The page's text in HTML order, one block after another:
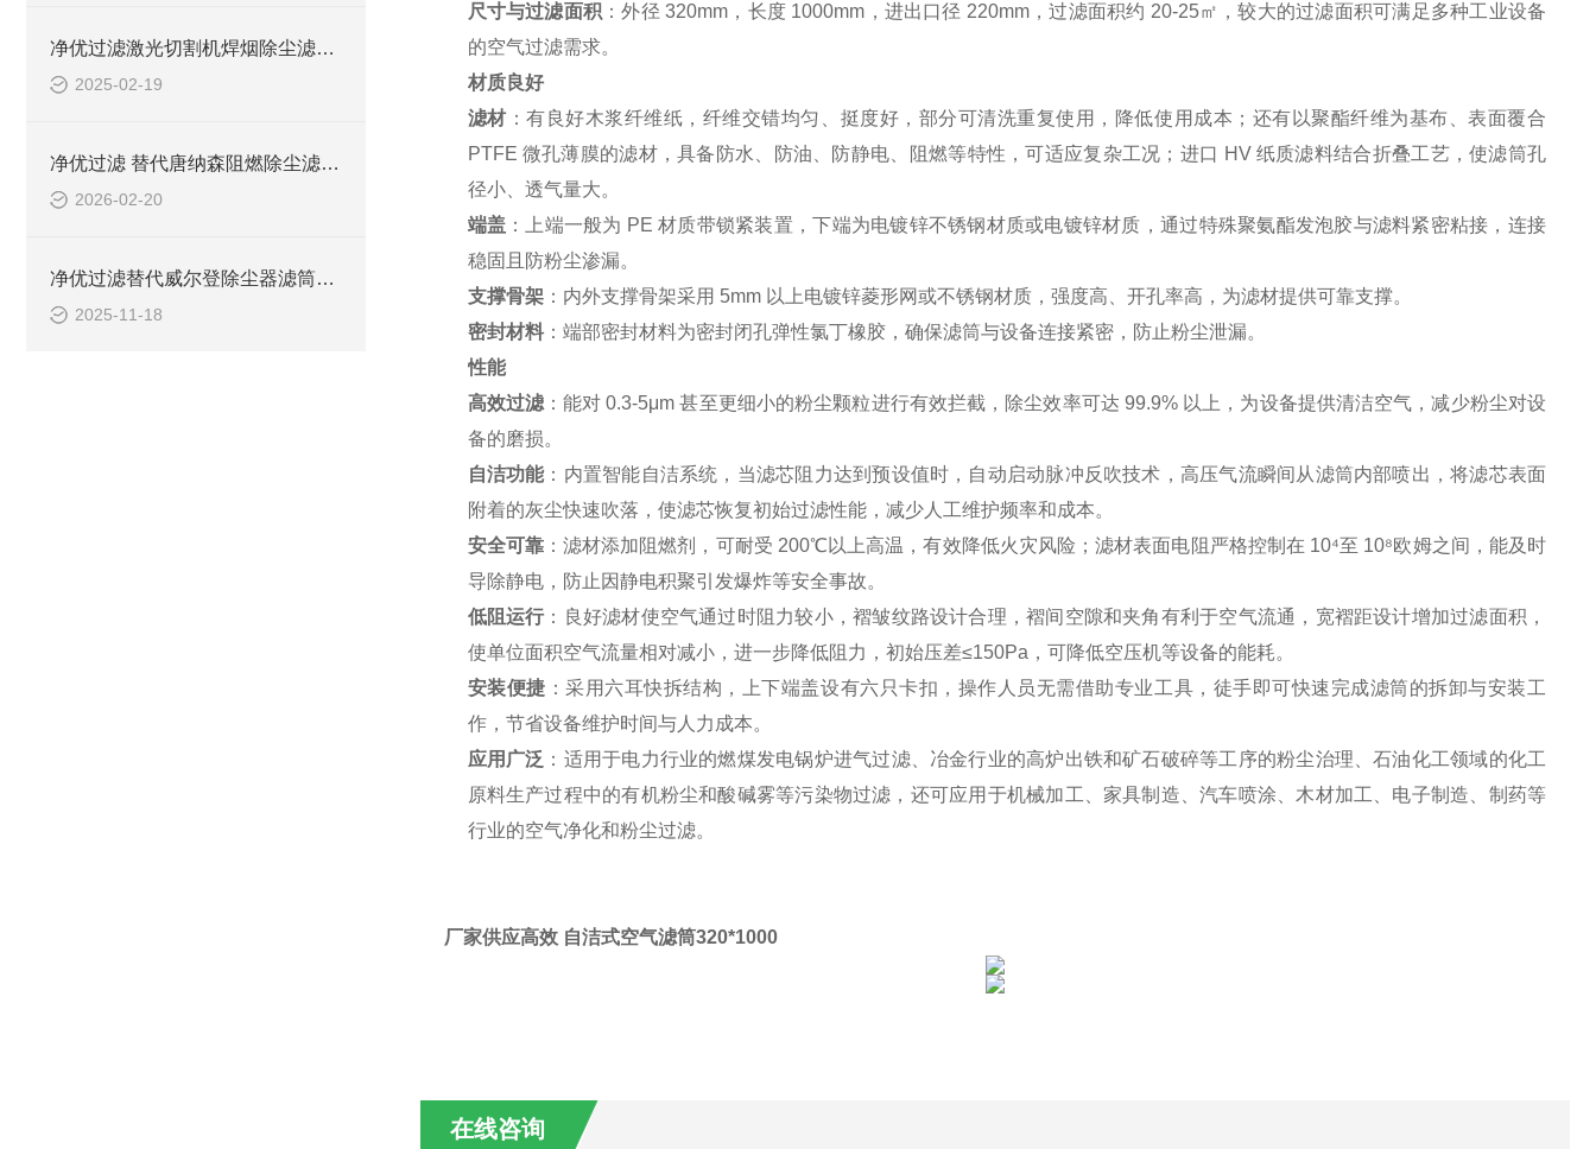
净优过滤激光切割机焊烟除尘滤筒P190818简介
2025-02-19
净优过滤 替代唐纳森阻燃除尘滤筒效率
2026-02-20
净优过滤替代威尔登除尘器滤筒优势
2025-11-18
尺寸与过滤面积 ：外径 320mm，长度 1000mm，进出口径 220mm，过滤面积约 20-25㎡，较大的过滤面积可满足多种工业设备
的空气过滤需求。
材质良好
滤材 ：有良好木浆纤维纸，纤维交错均匀、挺度好，部分可清洗重复使用，降低使用成本；还有以聚酯纤维为基布、表面覆合
PTFE 微孔薄膜的滤材，具备防水、防油、防静电、阻燃等特性，可适应复杂工况；进口 HV 纸质滤料结合折叠工艺，使滤筒孔
径小、透气量大。
端盖 ：上端一般为 PE 材质带锁紧装置，下端为电镀锌不锈钢材质或电镀锌材质，通过特殊聚氨酯发泡胶与滤料紧密粘接，连接
稳固且防粉尘渗漏。
支撑骨架：内外支撑骨架采用 5mm 以上电镀锌菱形网或不锈钢材质，强度高、开孔率高，为滤材提供可靠支撑。
密封材料：端部密封材料为密封闭孔弹性氯丁橡胶，确保滤筒与设备连接紧密，防止粉尘泄漏。
性能
高效过滤：能对 0.3-5μm 甚至更细小的粉尘颗粒进行有效拦截，除尘效率可达 99.9% 以上，为设备提供清洁空气，减少粉尘对设
备的磨损。
自洁功能：内置智能自洁系统，当滤芯阻力达到预设值时，自动启动脉冲反吹技术，高压气流瞬间从滤筒内部喷出，将滤芯表面
附着的灰尘快速吹落，使滤芯恢复初始过滤性能，减少人工维护频率和成本。
安全可靠：滤材添加阻燃剂，可耐受 200℃以上高温，有效降低火灾风险；滤材表面电阻严格控制在 10⁴至 10⁸欧姆之间，能及时
导除静电，防止因静电积聚引发爆炸等安全事故。
低阻运行：良好滤材使空气通过时阻力较小，褶皱纹路设计合理，褶间空隙和夹角有利于空气流通，宽褶距设计增加过滤面积，
使单位面积空气流量相对减小，进一步降低阻力，初始压差≤150Pa，可降低空压机等设备的能耗。
安装便捷 ：采用六耳快拆结构，上下端盖设有六只卡扣，操作人员无需借助专业工具，徒手即可快速完成滤筒的拆卸与安装工
作，节省设备维护时间与人力成本。
应用广泛 ：适用于电力行业的燃煤发电锅炉进气过滤、冶金行业的高炉出铁和矿石破碎等工序的粉尘治理、石油化工领域的化工
原料生产过程中的有机粉尘和酸碱雾等污染物过滤，还可应用于机械加工、家具制造、汽车喷涂、木材加工、电子制造、制药等
行业的空气净化和粉尘过滤。
厂家供应高效 自洁式空气滤筒320*1000
在线咨询